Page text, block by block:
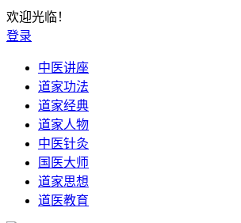
欢迎光临！
登录
中医讲座
道家功法
道家经典
道家人物
中医针灸
国医大师
道家思想
道医教育